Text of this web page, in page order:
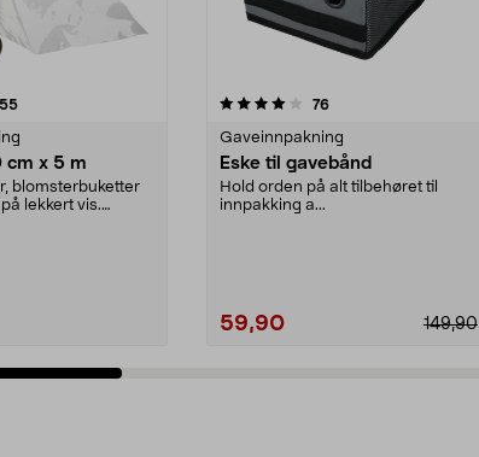
anmeldelser
cm x 5 m
blomsterbuketter
lekkert vis.
5 stjerner 76anmeldelser
Gaveinnpakning
Eske til gavebånd
Hold orden på alt tilbehøret til
innpakking a...
59,90 149,90
4.5 av 5 stjerner